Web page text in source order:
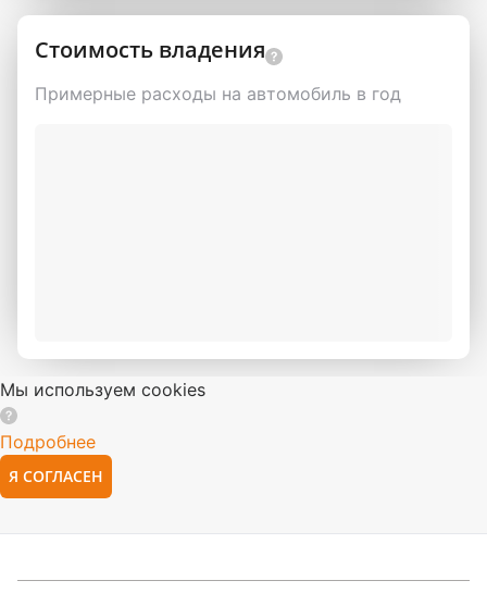
Стоимость владения
Примерные расходы на автомобиль в год
Мы используем cookies
Подробнее
Я СОГЛАСЕН